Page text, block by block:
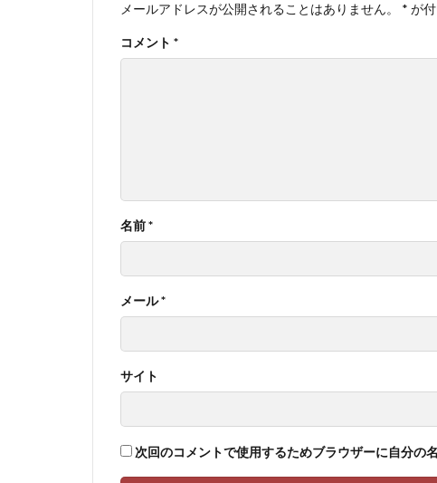
メールアドレスが公開されることはありません。 * が
コメント *
名前*
メール*
サイト
次回のコメントで使用するためブラウザーに自分の